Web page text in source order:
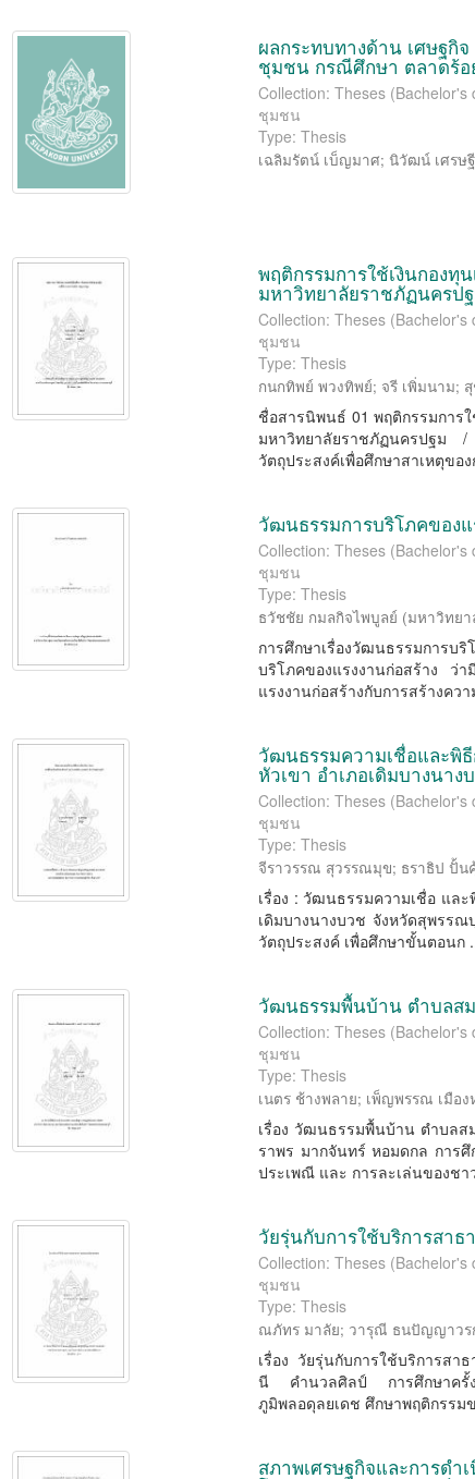
ผลกระทบทางด้าน เศษฐกิ
ชุมชน กรณีศึกษา ตลาดร้อ
Collection: Theses
ชุมชน
Type: Thesis
เฉลิมรัตน์ เบ็ญมาศ;นิวัฒน์ เศรษ
พฤติกรรมการใช้เงินกอง
มหาวิทยาลัยราชภัฏนครป
Collection: Theses
ชุมชน
Type: Thesis
กนกทิพย์ พวงทิพย์; จรี เพิ่มนาม;
ชื่อสารนิพนธ์ 01 พฤติกรรมการ
มหาวิทยาลัยราชภัฏนครปฐม
วัตถุประสงค์เพื่อศึกษาสาเหตุของ
วัฒนธรรมการบริโภคของแ
Collection: Theses
ชุมชน
Type: Thesis
ธวัชชัย กมลกิจไพบูลย์ (มหาวิทย
การศึกษาเรื่องวัฒนธรรมการบ
บริโภคของแรงงานก่อสร้าง ว่
แรงงานก่อสร้างกับการสร้างคว
วัฒนธรรมความเชื่อและพิ
หัวเขา อำเภอเดิมบางนา
Collection: Theses
ชุมชน
Type: Thesis
จีราวรรณ สุวรรณมุข; ธราธิป ปั้น
เรื่อง : วัฒนธรรมความเชื่อ แล
เดิมบางนางบวช จังหวัดสุพรรณ
วัตถุประสงค์ เพื่อศึกษาขั้นตอนก
วัฒนธรรมพื้นบ้าน ตำบลส
Collection: Theses
ชุมชน
Type: Thesis
เนตร ช้างพลาย; เพ็ญพรรณ เมือง
เรื่อง วัฒนธรรมพื้นบ้าน ตําบลส
ราพร มากจันทร์ หอมดกล การ
ประเพณี และ การละเล่นของชา
วัยรุ่นกับการใช้บริการสา
Collection: Theses
ชุมชน
Type: Thesis
ณภัทร มาลัย; วารุณี ธนปัญญาวร
เรื่อง วัยรุ่นกับการใช้บริการสา
นี คํานวลศิลป์ การศึกษาครั้งนี้
ภูมิพลอดุลยเดช ศึกษาพฤติกรรม
สภาพเศรษฐกิจและการด